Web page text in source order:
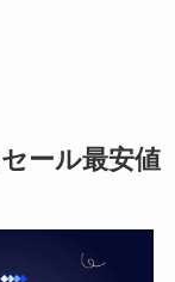
ール最安値